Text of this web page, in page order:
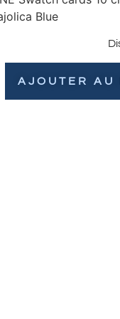
Blue
AJOUTER AU